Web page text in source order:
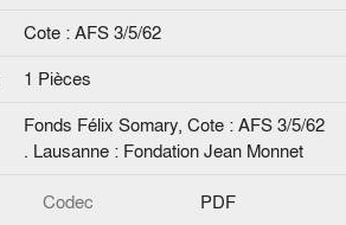
Cote : AFS 3/5/62
1 Pièces
Fonds Félix Somary, Cote : AFS 3/5/62
. Lausanne : Fondation Jean Monnet
Codec
PDF